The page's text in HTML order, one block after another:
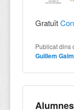
Gratuït
Publicat dins
Guillem